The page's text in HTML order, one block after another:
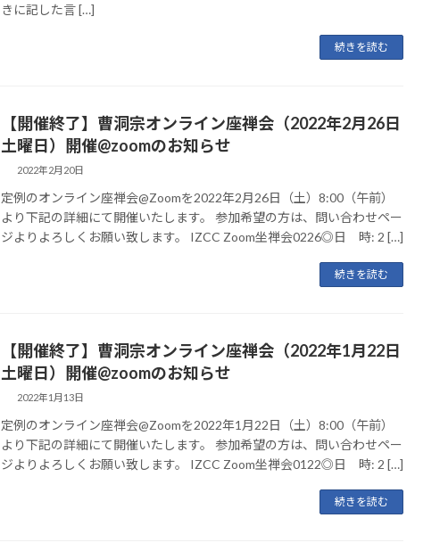
きに記した言 […]
続きを読む
【開催終了】曹洞宗オンライン座禅会（2022年2月26日
土曜日）開催@zoomのお知らせ
2022年2月20日
定例のオンライン座禅会@Zoomを2022年2月26日（土）8:00（午前）
より下記の詳細にて開催いたします。 参加希望の方は、問い合わせペー
ジよりよろしくお願い致します。 IZCC Zoom坐禅会0226◎日 時: 2 […]
続きを読む
【開催終了】曹洞宗オンライン座禅会（2022年1月22日
土曜日）開催@zoomのお知らせ
2022年1月13日
定例のオンライン座禅会@Zoomを2022年1月22日（土）8:00（午前）
より下記の詳細にて開催いたします。 参加希望の方は、問い合わせペー
ジよりよろしくお願い致します。 IZCC Zoom坐禅会0122◎日 時: 2 […]
続きを読む